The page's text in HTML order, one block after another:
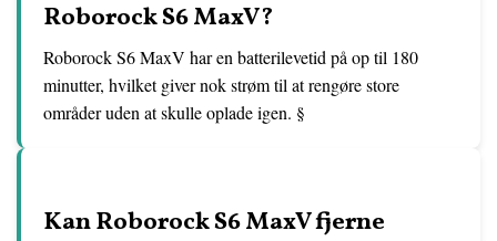
Roborock S6 MaxV?
Roborock S6 MaxV har en batterilevetid på op til 180
minutter, hvilket giver nok strøm til at rengøre store
områder uden at skulle oplade igen. §
Kan Roborock S6 MaxV fjerne